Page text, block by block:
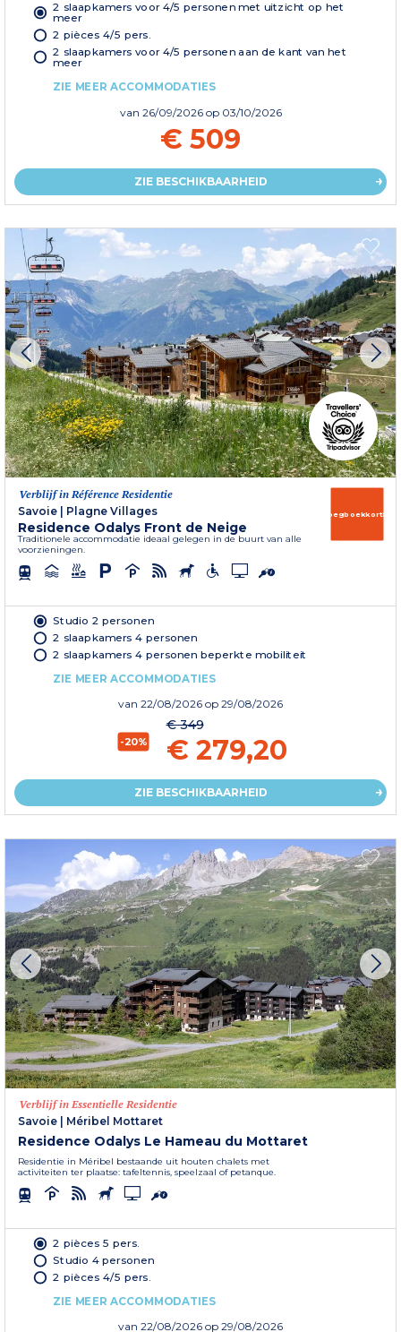
2 slaapkamers voor 4/5 personen met uitzicht op het
meer
2 pièces 4/5 pers.
2 slaapkamers voor 4/5 personen aan de kant van het
meer
ZIE MEER ACCOMMODATIES
van 26/09/2026 op 03/10/2026
€ 509
ZIE BESCHIKBAARHEID
Verblijf in Référence Residentie
Savoie | Plagne Villages
Residence Odalys Front de Neige
Traditionele accommodatie ideaal gelegen in de buurt van alle
voorzieningen.
Vroegboekkorting
Studio 2 personen
2 slaapkamers 4 personen
2 slaapkamers 4 personen beperkte mobiliteit
ZIE MEER ACCOMMODATIES
van 22/08/2026 op 29/08/2026
-20%
€ 349
€ 279,20
ZIE BESCHIKBAARHEID
Verblijf in Essentielle Residentie
Savoie | Méribel Mottaret
Residence Odalys Le Hameau du Mottaret
Residentie in Méribel bestaande uit houten chalets met
activiteiten ter plaatse: tafeltennis, speelzaal of petanque.
2 pièces 5 pers.
Studio 4 personen
2 pièces 4/5 pers.
ZIE MEER ACCOMMODATIES
van 22/08/2026 op 29/08/2026